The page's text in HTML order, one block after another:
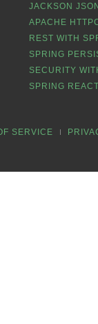
JACKSON
APACHE
REST WITH
SPRING
SECURITY
SPRING
SERVICE